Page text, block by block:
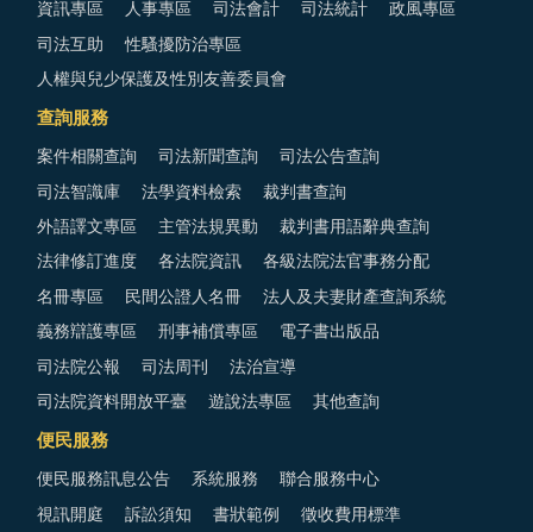
資訊專區 人事專區 司法會計 司法統計 政風專區
司法互助 性騷擾防治專區
人權與兒少保護及性別友善委員會
查詢服務
案件相關查詢 司法新聞查詢 司法公告查詢
司法智識庫 法學資料檢索 裁判書查詢
外語譯文專區 主管法規異動 裁判書用語辭典查詢
法律修訂進度 各法院資訊 各級法院法官事務分配
名冊專區 民間公證人名冊 法人及夫妻財產查詢系統
義務辯護專區 刑事補償專區 電子書出版品
司法院公報 司法周刊 法治宣導
司法院資料開放平臺 遊說法專區 其他查詢
便民服務
便民服務訊息公告 系統服務 聯合服務中心
視訊開庭 訴訟須知 書狀範例 徵收費用標準